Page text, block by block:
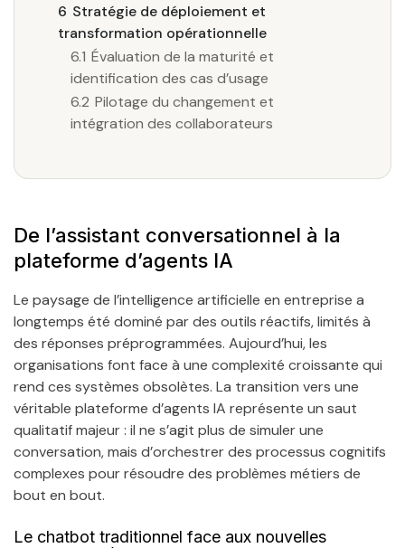
6 Stratégie de déploiement et
transformation opérationnelle
6.1 Évaluation de la maturité et
identification des cas d’usage
6.2 Pilotage du changement et
intégration des collaborateurs
De l’assistant conversationnel à la
plateforme d’agents IA
Le paysage de l’intelligence artificielle en entreprise a
longtemps été dominé par des outils réactifs, limités à
des réponses préprogrammées. Aujourd’hui, les
organisations font face à une complexité croissante qui
rend ces systèmes obsolètes. La transition vers une
véritable plateforme d’agents IA représente un saut
qualitatif majeur : il ne s’agit plus de simuler une
conversation, mais d’orchestrer des processus cognitifs
complexes pour résoudre des problèmes métiers de
bout en bout.
Le chatbot traditionnel face aux nouvelles